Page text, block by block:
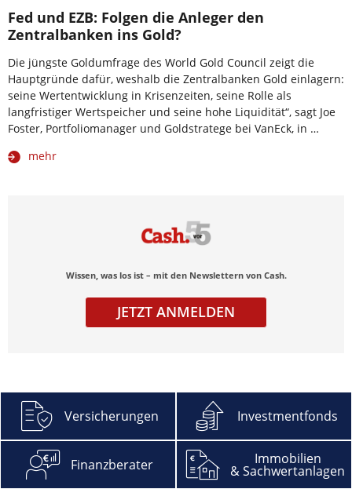
Fed und EZB: Folgen die Anleger den
Zentralbanken ins Gold?
Die jüngste Goldumfrage des World Gold Council zeigt die
Hauptgründe dafür, weshalb die Zentralbanken Gold einlagern:
seine Wertentwicklung in Krisenzeiten, seine Rolle als
langfristiger Wertspeicher und seine hohe Liquidität“, sagt Joe
Foster, Portfoliomanager und Goldstratege bei VanEck, in …
mehr
Wissen, was los ist – mit den Newslettern von Cash.
JETZT ANMELDEN
Abonnieren
Versicherungen Investmentfonds
Finanzberater Immobilien
& Sachwertanlagen